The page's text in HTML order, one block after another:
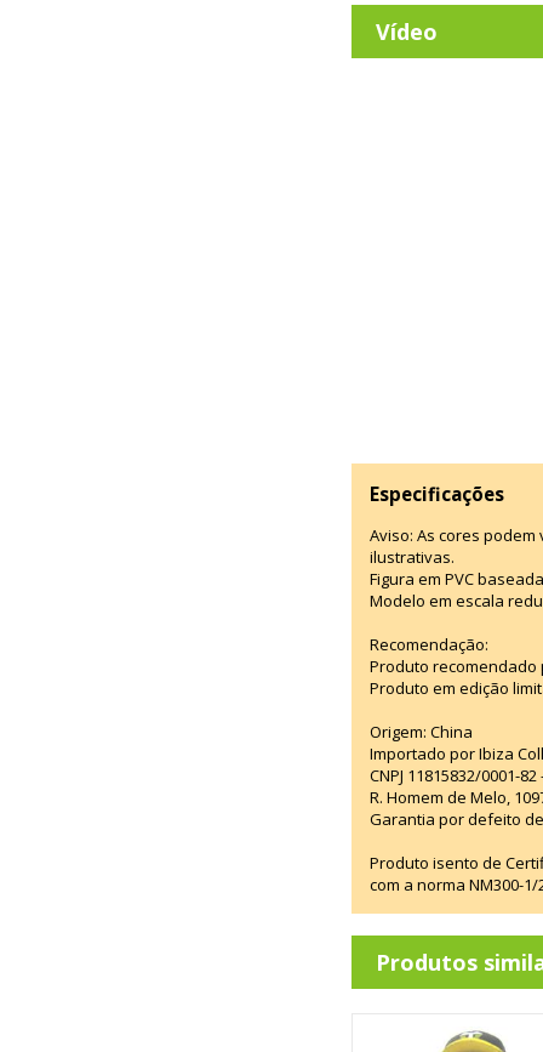
Vídeo
Especificações
Aviso: As cores
ilustrativas.
Figura em PVC
Modelo em escala
Recomendação:
Produto recomendado
Produto em edição
Origem: China
Importado por Ibiza
CNPJ 11815832/0001-
R. Homem de Melo,
Garantia por defeito
Produto isento de
com a norma NM300-
Produtos